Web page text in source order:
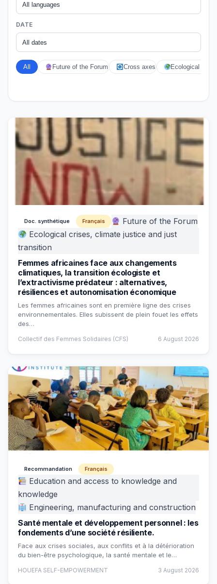
DATE
All Future of the Forum Cross axes Ecological
Doc. synthétique Français
Future of the Forum
Ecological crises, climate justice and just
transition
Femmes africaines face aux changements
climatiques, la transition écologiste et
l’extractivisme prédateur : alternatives,
résiliences et autonomisation économique
Les femmes africaines sont en première ligne des crises
environnementales. Elles subissent de plein fouet les effets
des…
Collectif des Femmes Solidaires (CFS) 6 August 2026
Recommandation Français
Education and access to knowledge and
knowledge
Engineering, manufacturing and construction
Santé mentale et développement personnel : les
fondements d’une société résiliente.
Face aux crises sociales, aux conflits et à la détérioration
du bien-être psychologique, la santé mentale et le…
HOUEFA SELF-EMPOWERMENT 3 August 2026